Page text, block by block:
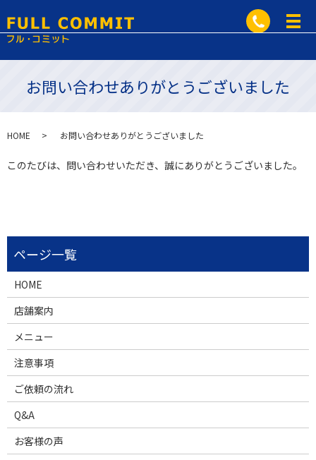
お問い合わせありがとうございました
HOME お問い合わせありがとうございました
このたびは、問い合わせいただき、誠にありがとうございました。
HOME
店舗案内
メニュー
注意事項
ご依頼の流れ
Q&A
お客様の声